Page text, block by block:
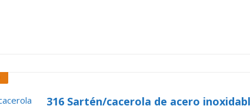
316 Sartén/cacerola de acero